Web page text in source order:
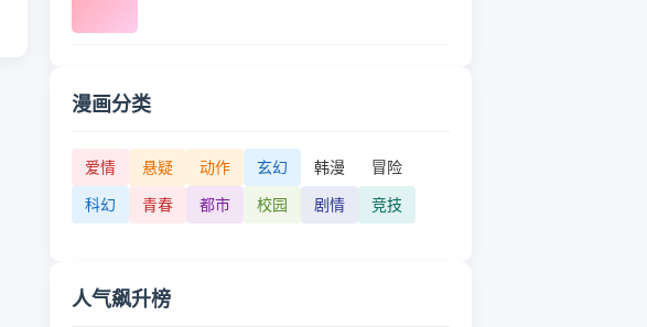
漫画分类
爱情 悬疑 动作 玄幻 韩漫 冒险
科幻 青春 都市 校园 剧情 竞技
人气飙升榜